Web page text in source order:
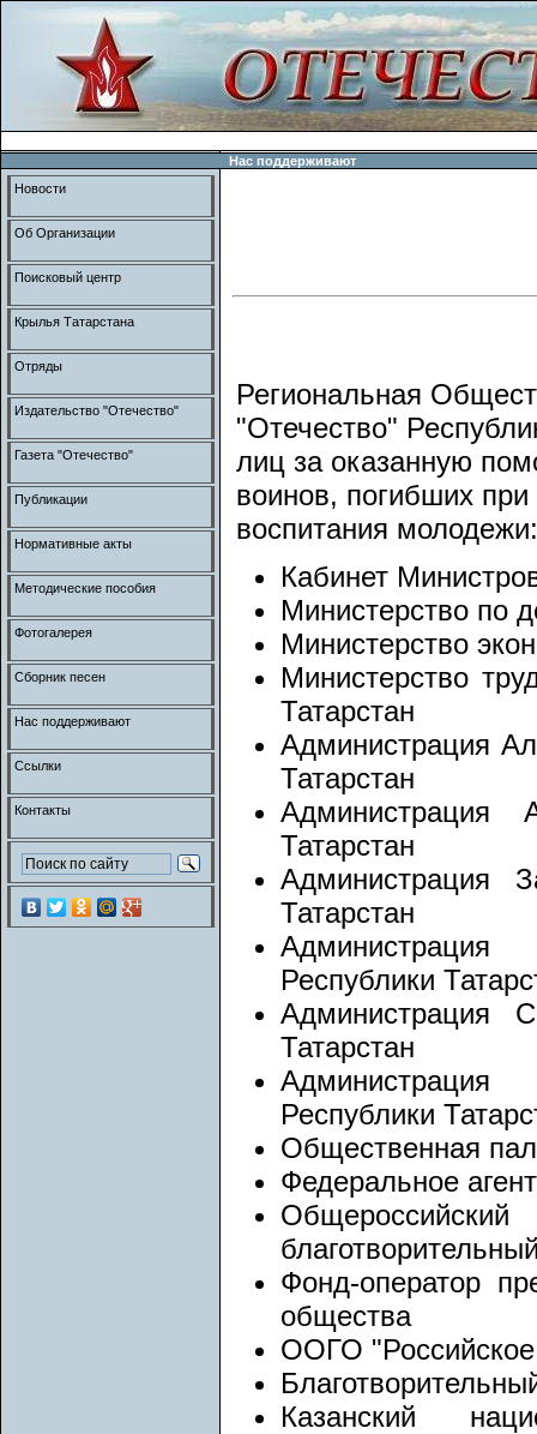
Нас поддерживают
Региональная
"Отечество"
лиц за оказанную
воинов, погибших при
воспитания молодежи:
Кабинет
Министерство по
Министерство
Министерство
Татарстан
Администрация
Татарстан
Администрация
Татарстан
Администрация
Татарстан
Республики
Администрация
Татарстан
Администрация
Республики
Общественная
Федеральное
Фонд-оператор
общества
ООГО "Российское
Казанский
Новости
Об Организации
Поисковый центр
Крылья Татарстана
Отряды
Издательство "Отечество"
Газета "Отечество"
Публикации
Нормативные акты
Методические пособия
Фотогалерея
Сборник песен
Нас поддерживают
Ссылки
Контакты